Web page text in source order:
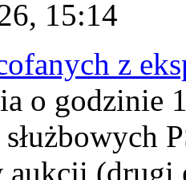
15:14
z
o godzinie
aukcji (drugi